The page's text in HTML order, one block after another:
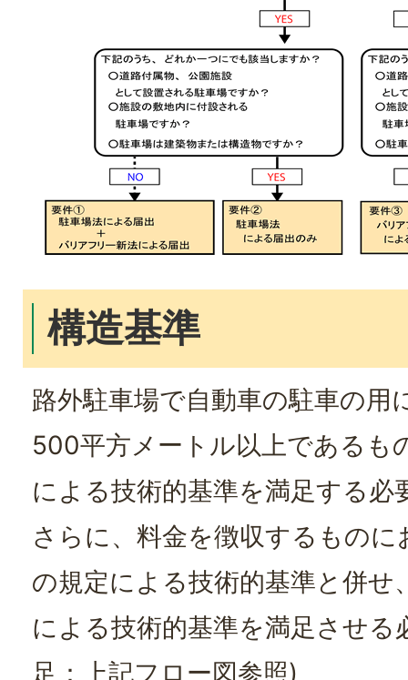
構造基準
路外駐車場で自動車の駐車の用
500平方メートル以上であるも
による技術的基準を満足する必
さらに、料金を徴収するもの
の規定による技術的基準と併せ
による技術的基準を満足させる
足：上記フロー図参照)